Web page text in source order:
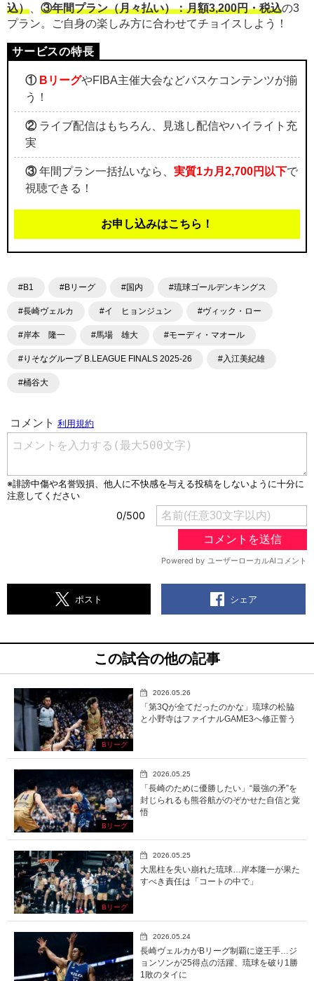
込） ③年間プラン（月々払い）：月額3,200円・税込の3
プラン。ご自身の楽しみ方に合わせてチョイスしよう！
① BリーグやFIBA主催大会などバスケコンテンツが揃
う！
②ライブ配信はもちろん、見逃し配信やハイライト充
実
③年間プラン一括払いなら、 実質1カ月2,700円以下で
視聴できる！
お申し込みはこちら！
#B1 #Bリーグ #国内 #琉球ゴールデンキングス
#長崎ヴェルカ #イ ヒョンジュン #ヴィック・ロー
#岸本 隆一 #馬場 雄大 #モーディ・マオール
#りそなグループ B.LEAGUE FINALS 2025-26 #入江美紀雄
#桶谷大
ポスト シェア
この試合の他の記事
Bリーグ
2026.05.26
「第3Qが全てだったのかな」琉球の松脇
と小野寺はファイナルGAME3へ修正誓う
Bリーグ
2026.05.25
「長崎のために優勝したい」“最強の矛”を
封じられるも熊谷航がのぞかせた自信と覚
悟
Bリーグ
2026.05.25
大黒柱を失い崩れた琉球…岸本隆一が果た
すべき責任は「コートの中で」
2026.05.24
長崎ヴェルカがBリーグ制覇に逆王手…ジ
ョンソンが25得点の活躍、琉球を破り1勝
1敗のタイに